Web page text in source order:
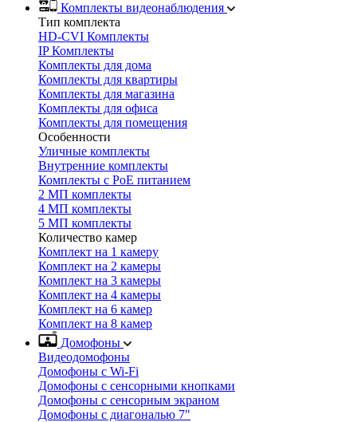
Комплекты видеонаблюдения
Тип комплекта
HD-CVI Комплекты
IP Комплекты
Комплекты для дома
Комплекты для квартиры
Комплекты для магазина
Комплекты для офиса
Комплекты для помещения
Особенности
Уличные комплекты
Внутренние комплекты
Комплекты с PoE питанием
2 МП комплекты
4 МП комплекты
5 МП комплекты
Количество камер
Комплект на 1 камеру
Комплект на 2 камеры
Комплект на 3 камеры
Комплект на 4 камеры
Комплект на 6 камер
Комплект на 8 камер
Домофоны
Видеодомофоны
Домофоны с Wi-Fi
Домофоны с сенсорными кнопками
Домофоны с сенсорным экраном
Домофоны с диагональю 7"